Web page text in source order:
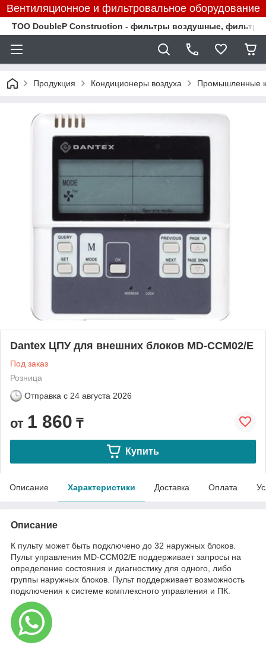
Вентиляционное и фильтровальное оборудование
TOO DoubleP Construction - фильтры воздушные,
Продукция Кондиционеры воздуха Промышленные
Dantex ЦПУ для внешних блоков MD-CCM02/E
Под заказ
Розница
Отправка с 24 августа 2026
от 1 860 ₸
Купить
Описание Характеристики Доставка Оплата
Описание
К пульту может быть подключено до 32 наружных блоков.
Пульт управления MD-CCM02/E поддерживает запросы на
определение состояния и диагностику для одного, либо
группы наружных блоков. Пульт поддерживает возможность
подключения к системе комплексного управления и ПК.